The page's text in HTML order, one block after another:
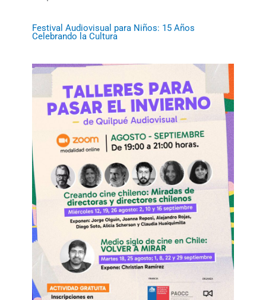
Festival Audiovisual para Niños: 15 Años
Celebrando la Cultura